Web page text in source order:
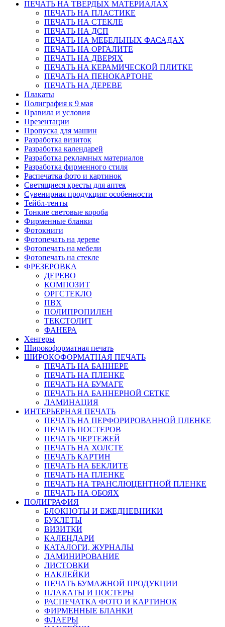
ПЕЧАТЬ НА ТВЕРДЫХ МАТЕРИАЛАХ
ПЕЧАТЬ НА ПЛАСТИКЕ
ПЕЧАТЬ НА СТЕКЛЕ
ПЕЧАТЬ НА ДСП
ПЕЧАТЬ НА МЕБЕЛЬНЫХ ФАСАДАХ
ПЕЧАТЬ НА ОРГАЛИТЕ
ПЕЧАТЬ НА ДВЕРЯХ
ПЕЧАТЬ НА КЕРАМИЧЕСКОЙ ПЛИТКЕ
ПЕЧАТЬ НА ПЕНОКАРТОНЕ
ПЕЧАТЬ НА ДЕРЕВЕ
Плакаты
Полиграфия к 9 мая
Правила и условия
Презентации
Пропуска для машин
Разработка визиток
Разработка календарей
Разработка рекламных материалов
Разработка фирменного стиля
Распечатка фото и картинок
Светящиеся кресты для аптек
Сувенирная продукция: особенности
Тейбл-тенты
Тонкие световые короба
Фирменные бланки
Фотокниги
Фотопечать на дереве
Фотопечать на мебели
Фотопечать на стекле
ФРЕЗЕРОВКА
ДЕРЕВО
КОМПОЗИТ
ОРГСТЕКЛО
ПВХ
ПОЛИПРОПИЛЕН
ТЕКСТОЛИТ
ФАНЕРА
Хенгеры
Широкоформатная печать
ШИРОКОФОРМАТНАЯ ПЕЧАТЬ
ПЕЧАТЬ НА БАННЕРЕ
ПЕЧАТЬ НА ПЛЕНКЕ
ПЕЧАТЬ НА БУМАГЕ
ПЕЧАТЬ НА БАННЕРНОЙ СЕТКЕ
ЛАМИНАЦИЯ
ИНТЕРЬЕРНАЯ ПЕЧАТЬ
ПЕЧАТЬ НА ПЕРФОРИРОВАННОЙ ПЛЕНКЕ
ПЕЧАТЬ ПОСТЕРОВ
ПЕЧАТЬ ЧЕРТЕЖЕЙ
ПЕЧАТЬ НА ХОЛСТЕ
ПЕЧАТЬ КАРТИН
ПЕЧАТЬ НА БЕКЛИТЕ
ПЕЧАТЬ НА ПЛЕНКЕ
ПЕЧАТЬ НА ТРАНСЛЮЦЕНТНОЙ ПЛЕНКЕ
ПЕЧАТЬ НА ОБОЯХ
ПОЛИГРАФИЯ
БЛОКНОТЫ И ЕЖЕДНЕВНИКИ
БУКЛЕТЫ
ВИЗИТКИ
КАЛЕНДАРИ
КАТАЛОГИ, ЖУРНАЛЫ
ЛАМИНИРОВАНИЕ
ЛИСТОВКИ
НАКЛЕЙКИ
ПЕЧАТЬ БУМАЖНОЙ ПРОДУКЦИИ
ПЛАКАТЫ И ПОСТЕРЫ
РАСПЕЧАТКА ФОТО И КАРТИНОК
ФИРМЕННЫЕ БЛАНКИ
ФЛАЕРЫ